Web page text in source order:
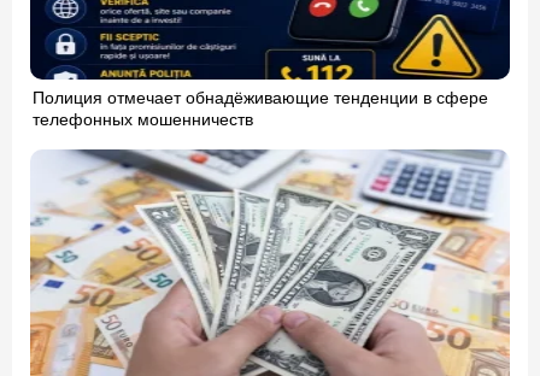
Полиция отмечает обнадёживающие тенденции в сфере
телефонных мошенничеств